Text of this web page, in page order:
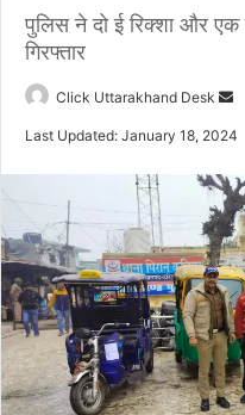
पुलिस ने दो ई रिक्शा और एक
गिरफ्तार
Click Uttarakhand Desk
e
d
a
n
e
m
a
i
l
Last Updated: January 18, 2024